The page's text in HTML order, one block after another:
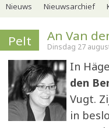
Nieuws Nieuwsarchief
Pelt An Van
Dinsdag 27
In
den
Vugt.
in